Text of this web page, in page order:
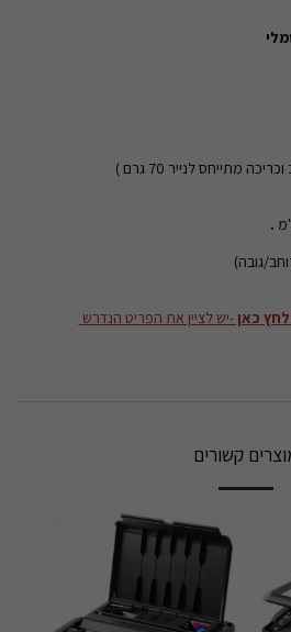
מתייחס לנייר 70 גרם )
.
כאן-יש לציין את הפריט הנדרש
קשורים